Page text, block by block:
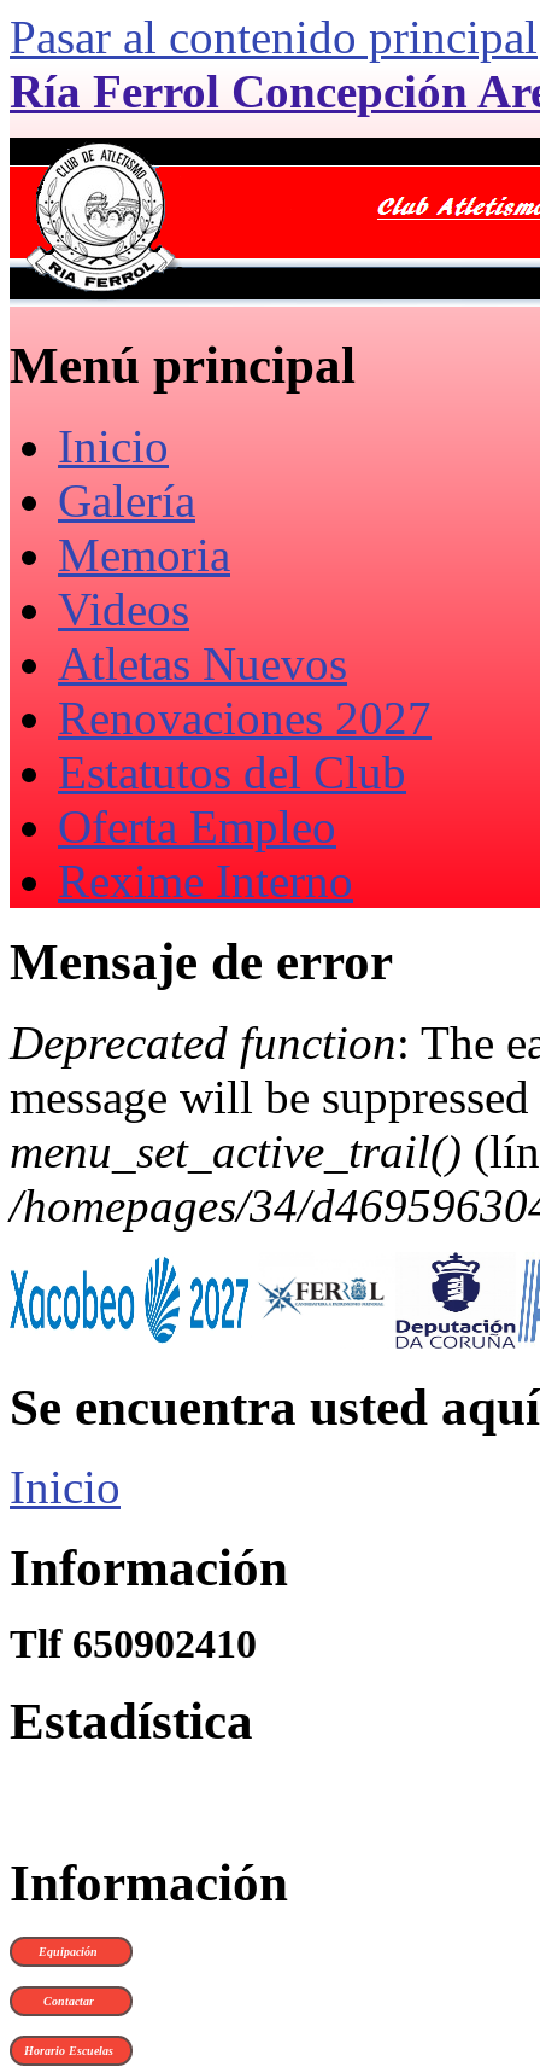
Pasar al contenido principal
Ría Ferrol Concepción
Menú principal
Inicio
Galería
Memoria
Videos
Atletas Nuevos
Renovaciones 2027
Estatutos del Club
Oferta Empleo
Rexime Interno
Mensaje de error
Deprecated function: The
message will be
menu_set_active_trail()
/homepages/34/
Se encuentra usted aquí
Inicio
Información
Tlf 650902410
Estadística
Información
Equipación
Contactar
Horario Escuelas